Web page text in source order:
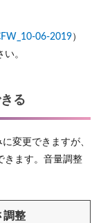
06-2019）
。
る
変更できますが、
きます。音量調整
調整